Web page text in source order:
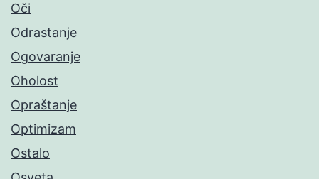
Oči
Odrastanje
Ogovaranje
Oholost
Opraštanje
Optimizam
Ostalo